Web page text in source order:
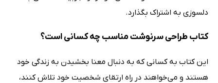
دلسوزی به اشتراک بگذارد.
کتاب طراحی سرنوشت مناسب چه کسانی است؟
این کتاب به کسانی که به دنبال معنا بخشیدن به زندگی خود
هستند و می‌خواهند در راه ارتقای شخصیت خود تلاش کنند،